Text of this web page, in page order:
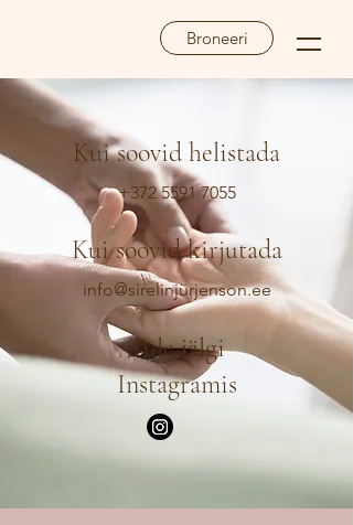
Broneeri
Kui soovid helistada
+372 5591 7055
Kui soovid kirjutada
info@sirelinjürjenson.ee
Tule jälgi
Instagramis